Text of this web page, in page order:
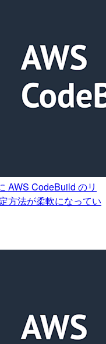
AWS CodeBuild のリ
方法が柔軟になってい